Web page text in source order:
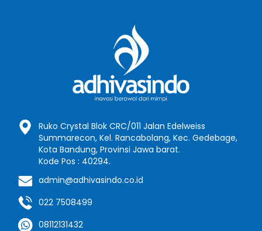
Ruko Crystal Blok CRC/011 Jalan Edelweiss
Summarecon, Kel. Rancabolang, Kec. Gedebage,
Kota Bandung, Provinsi Jawa barat.
Kode Pos : 40294.
admin@adhivasindo.co.id
022 7508499
08112131432